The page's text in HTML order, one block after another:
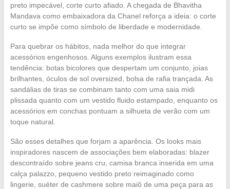
preto impecável, corte curto afiado. A chegada de Bhavitha
Mandava como embaixadora da Chanel reforça a ideia: o corte
curto se impõe como símbolo de liberdade e modernidade.
Para quebrar os hábitos, nada melhor do que integrar
acessórios engenhosos. Alguns exemplos ilustram essa
tendência: botas bicolores que despertam um conjunto, joias
brilhantes, óculos de sol oversized, bolsa de rafia trançada. As
sandálias de tiras se combinam tanto com uma saia midi
plissada quanto com um vestido fluido estampado, enquanto os
acessórios em conchas pontuam a silhueta de verão com um
toque natural.
São esses detalhes que forjam a aparência. Os looks mais
inspiradores nascem de associações bem elaboradas: blazer
descontraído sobre jeans cru, camisa branca inserida em uma
calça palazzo, pequeno vestido preto reimaginado como
lingerie, suéter de cashmere sobre maiô de uma peça para as